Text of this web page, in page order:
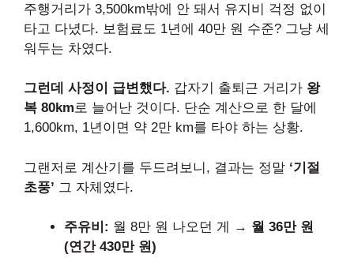
주행거리가 3,500km밖에 안 돼서 유지비 걱정 없이
타고 다녔다. 보험료도 1년에 40만 원 수준? 그냥 세
워두는 차였다.
그런데 사정이 급변했다. 갑자기 출퇴근 거리가 왕
복 80km로 늘어난 것이다. 단순 계산으로 한 달에
1,600km, 1년이면 약 2만 km를 타야 하는 상황.
그랜저로 계산기를 두드려보니, 결과는 정말 ‘기절
초풍’ 그 자체였다.
주유비: 월 8만 원 나오던 게 → 월 36만 원
(연간 430만 원)